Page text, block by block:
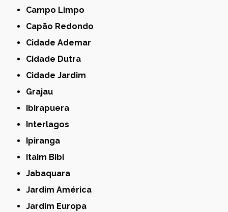
Campo Limpo
Capão Redondo
Cidade Ademar
Cidade Dutra
Cidade Jardim
Grajau
Ibirapuera
Interlagos
Ipiranga
Itaim Bibi
Jabaquara
Jardim América
Jardim Europa